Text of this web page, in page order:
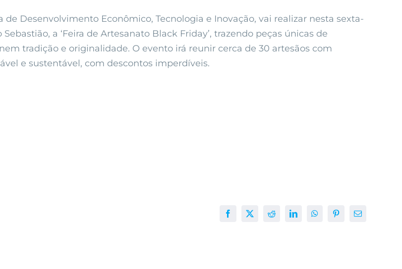
Desenvolvimento Econômico, Tecnologia e Inovação, vai realizar nesta sexta-
a ‘Feira de Artesanato Black Friday’, trazendo peças únicas de
tradição e originalidade. O evento irá reunir cerca de 30 artesãos com
e sustentável, com descontos imperdíveis.
Facebook
X RedditLinkedInWhatsAppPinterest
E-